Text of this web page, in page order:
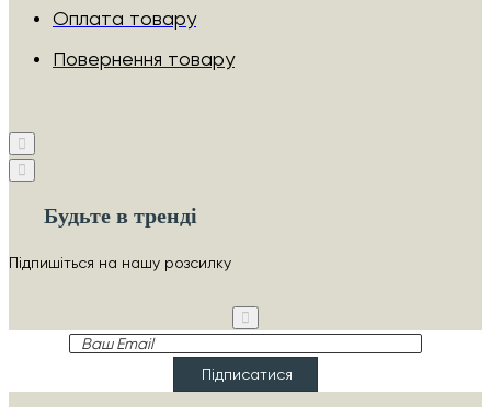
Оплата товару
Повернення товару
Будьте в тренді
Підпишіться на нашу розсилку
Ваш
Підписатися